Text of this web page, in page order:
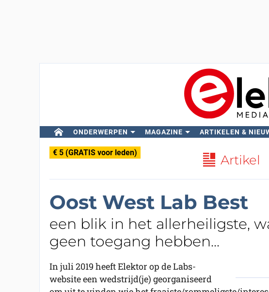
ONDERWERPEN MAGAZINE ARTIKELEN &
€ 5 (GRATIS voor leden) Artikel
Oost West Lab Best
een blik in het allerheiligste,
geen toegang hebben...
In juli 2019 heeft Elektor op de Labs-
website een wedstrijd(je) georganiseerd